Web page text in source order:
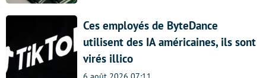
Ces employés de ByteDance
utilisent des IA américaines, ils sont
virés illico